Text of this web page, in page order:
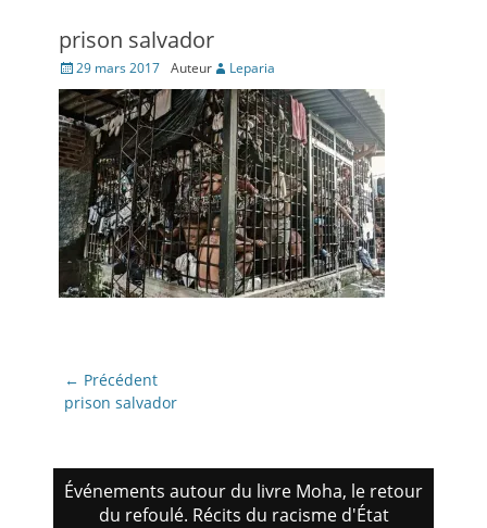
prison salvador
Posté
le
29 mars 2017 Auteur Leparia
Navigation
de
← Précédent
Article
prison salvador
Événements autour du livre Moha, le retour
du refoulé. Récits du racisme d'État